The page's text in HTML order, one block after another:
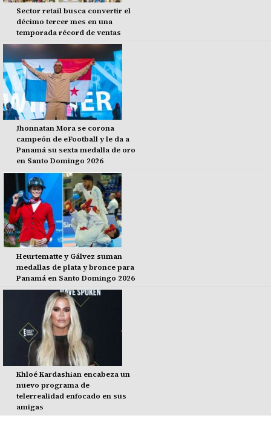
Sector retail busca convertir el
décimo tercer mes en una
temporada récord de ventas
Jhonnatan Mora se corona
campeón de eFootball y le da a
Panamá su sexta medalla de oro
en Santo Domingo 2026
Heurtematte y Gálvez suman
medallas de plata y bronce para
Panamá en Santo Domingo 2026
Khloé Kardashian encabeza un
nuevo programa de
telerrealidad enfocado en sus
amigas